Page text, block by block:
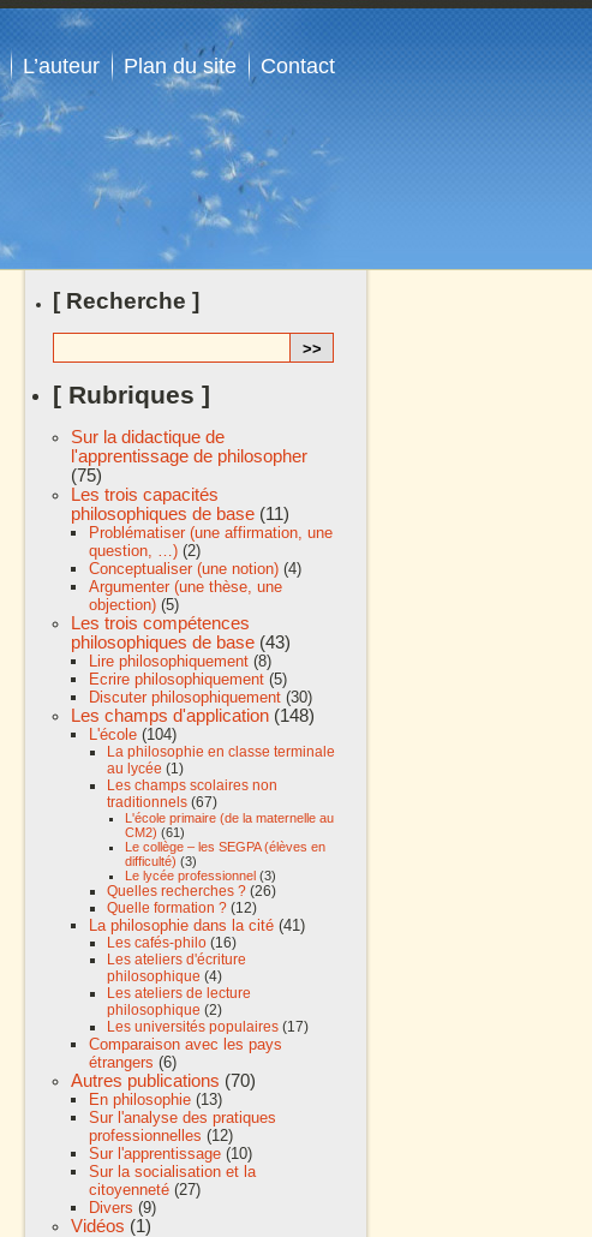
[ Recherche ]
L’auteur Plan du site Contact
[ Rubriques ]
Sur la didactique de
l'apprentissage de philosopher
(75)
Les trois capacités
philosophiques de base (11)
Problématiser (une affirmation, une
question, …) (2)
Conceptualiser (une notion) (4)
Argumenter (une thèse, une
objection) (5)
Les trois compétences
philosophiques de base (43)
Lire philosophiquement (8)
Ecrire philosophiquement (5)
Discuter philosophiquement (30)
Les champs d'application (148)
L'école (104)
La philosophie en classe terminale
au lycée (1)
Les champs scolaires non
traditionnels (67)
L'école primaire (de la maternelle au
CM2) (61)
Le collège – les SEGPA (élèves en
difficulté) (3)
Le lycée professionnel (3)
Quelles recherches ? (26)
Quelle formation ? (12)
La philosophie dans la cité (41)
Les cafés-philo (16)
Les ateliers d'écriture
philosophique (4)
Les ateliers de lecture
philosophique (2)
Les universités populaires (17)
Comparaison avec les pays
étrangers (6)
Autres publications (70)
En philosophie (13)
Sur l'analyse des pratiques
professionnelles (12)
Sur l'apprentissage (10)
Sur la socialisation et la
citoyenneté (27)
Divers (9)
Vidéos (1)